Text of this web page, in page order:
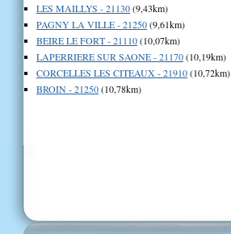
LES MAILLYS - 21130(9,43km)
PAGNY LA VILLE - 21250(9,61km)
BEIRE LE FORT - 21110(10,07km)
LAPERRIERE SUR SAONE - 21170(10,19km)
CORCELLES LES CITEAUX - 21910(10,72km)
BROIN - 21250(10,78km)